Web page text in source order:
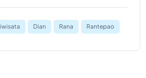
Dian Rana Rantepao